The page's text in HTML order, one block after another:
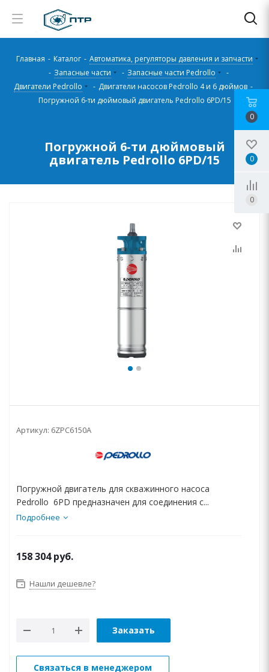
Главная - Каталог - Автоматика, регуляторы давления и запчасти
- Запасные части - Запасные части Pedrollo
-
Двигатели Pedrollo
- Двигатели насосов Pedrollo 4 и 6 дюймов -
Погружной 6-ти дюймовый двигатель Pedrollo 6PD/15
Погружной 6-ти дюймовый
двигатель Pedrollo 6PD/15
Артикул: 6ZPC6150A
Погружной двигатель для скважинного насоса
Pedrollo 6PD предназначен для соединения с...
Подробнее
158 304руб.
Нашли дешевле?
Заказать
Связаться в менеджером
0
0
0